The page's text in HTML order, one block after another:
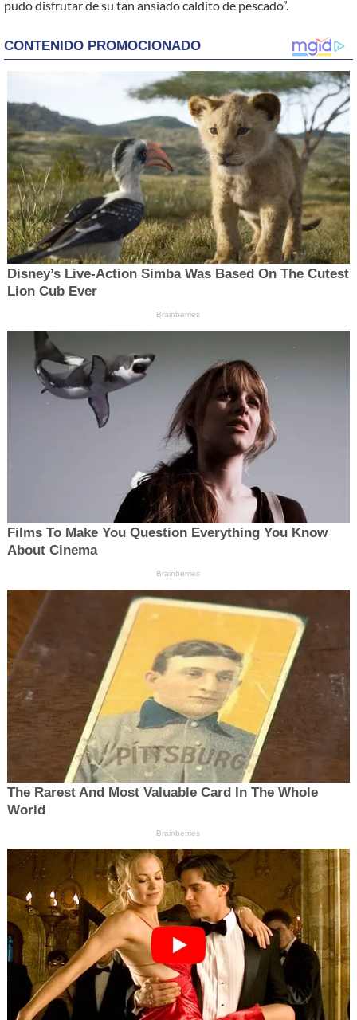
pudo disfrutar de su tan ansiado caldito de pescado”.